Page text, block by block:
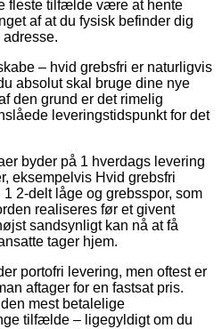
fleste tilfælde være at hente
af at du fysisk befinder dig
– hvid grebsfri er naturligvis
absolut skal bruge dine nye
den grund er det rimelig
leveringstidspunkt for det
byder på 1 hverdags levering
eksempelvis Hvid grebsfri
2-delt låge og grebsspor, som
realiseres før et givent
sandsynligt kan nå at få
tager hjem.
portofri levering, men oftest er
aftager for en fastsat pris.
mest betalelige
tilfælde – ligegyldigt om du